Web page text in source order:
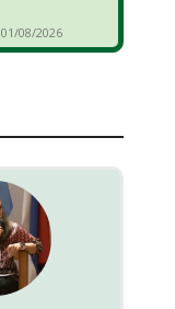
01/08/2026